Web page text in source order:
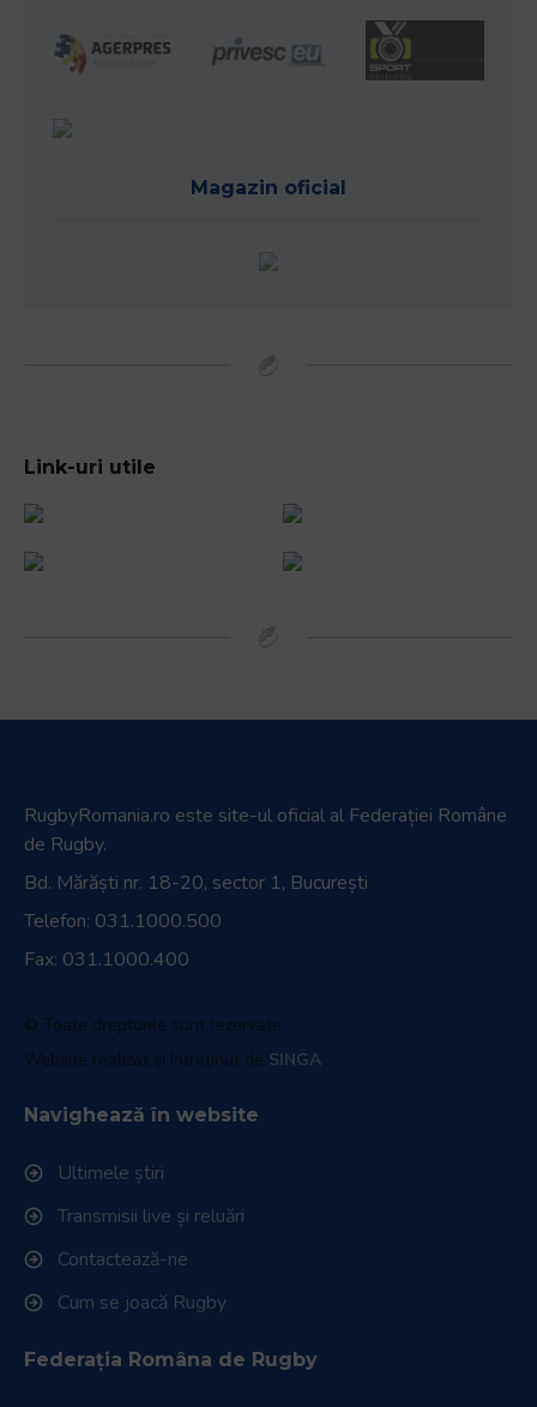
Magazin oficial
Link-uri utile
RugbyRomania.ro este site-ul oficial al Federației Române
de Rugby.
Bd. Mărăști nr. 18-20, sector 1, București
Telefon: 031.1000.500
Fax: 031.1000.400
© Toate drepturile sunt rezervate.
Website realizat și întreținut de SINGA
Navighează în website
Ultimele știri
Transmisii live și reluări
Contactează-ne
Cum se joacă Rugby
Federația Româna de Rugby